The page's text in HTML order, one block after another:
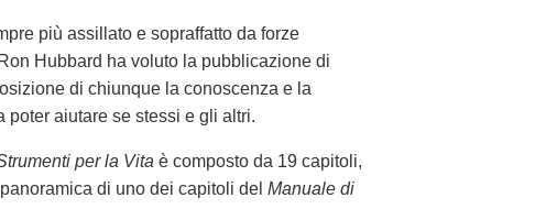
più assillato e sopraffatto da forze
Hubbard ha voluto la pubblicazione di
di chiunque la conoscenza e la
poter aiutare se stessi e gli altri.
per la Vita è composto da 19 capitoli,
di uno dei capitoli del Manuale di